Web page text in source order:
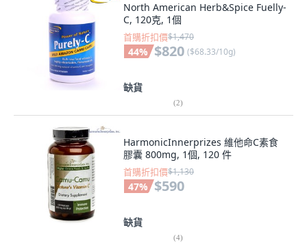
North American Herb&Spice Fuelly-
C, 120克, 1個
首購折扣價$1,470
44% $820 ($68.33/10g)
缺貨
(2)
HarmonicInnerprizes 維他命C素食
膠囊 800mg, 1個, 120 件
首購折扣價$1,130
47% $590
缺貨
(4)